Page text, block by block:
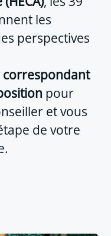
les
perspectives
correspondant
pour
et vous
de votre